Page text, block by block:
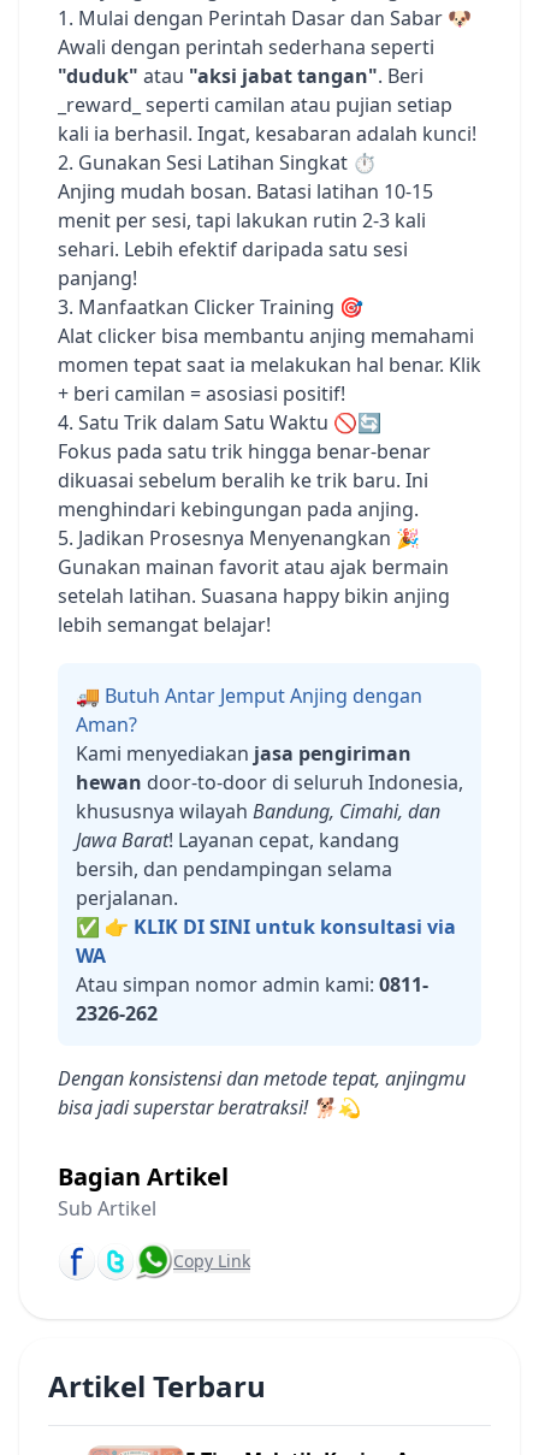
1. Mulai dengan Perintah Dasar dan Sabar 🐶
Awali dengan perintah sederhana seperti
"duduk" atau "aksi jabat tangan". Beri
_reward_ seperti camilan atau pujian setiap
kali ia berhasil. Ingat, kesabaran adalah kunci!
2. Gunakan Sesi Latihan Singkat ⏱️
Anjing mudah bosan. Batasi latihan 10-15
menit per sesi, tapi lakukan rutin 2-3 kali
sehari. Lebih efektif daripada satu sesi
panjang!
3. Manfaatkan Clicker Training 🎯
Alat clicker bisa membantu anjing memahami
momen tepat saat ia melakukan hal benar. Klik
+ beri camilan = asosiasi positif!
4. Satu Trik dalam Satu Waktu 🚫🔄
Fokus pada satu trik hingga benar-benar
dikuasai sebelum beralih ke trik baru. Ini
menghindari kebingungan pada anjing.
5. Jadikan Prosesnya Menyenangkan 🎉
Gunakan mainan favorit atau ajak bermain
setelah latihan. Suasana happy bikin anjing
lebih semangat belajar!
🚚 Butuh Antar Jemput Anjing dengan
Aman?
Kami menyediakan jasa pengiriman
hewan door-to-door di seluruh Indonesia,
khususnya wilayah Bandung, Cimahi, dan
Jawa Barat! Layanan cepat, kandang
bersih, dan pendampingan selama
perjalanan.
✅ 👉 KLIK DI SINI untuk konsultasi via
WA
Atau simpan nomor admin kami: 0811-
2326-262
Dengan konsistensi dan metode tepat, anjingmu
bisa jadi superstar beratraksi! 🐕💫
Bagian Artikel
Sub Artikel
Copy Link
Artikel Terbaru